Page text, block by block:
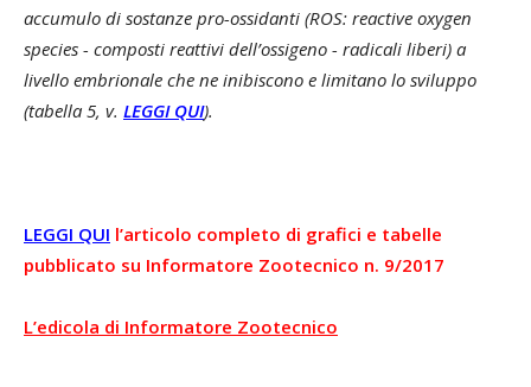
accumulo di sostanze pro-ossidanti (ROS: reactive oxygen
species - composti reattivi dell’ossigeno - radicali liberi) a
livello embrionale che ne inibiscono e limitano lo sviluppo
(tabella 5, v. LEGGI QUI).
LEGGI QUI l’articolo completo di grafici e tabelle
pubblicato su Informatore Zootecnico n. 9/2017
L’edicola di Informatore Zootecnico